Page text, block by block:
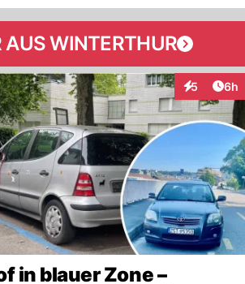
AUS WINTERTHUR
5 6h
in blauer Zone –